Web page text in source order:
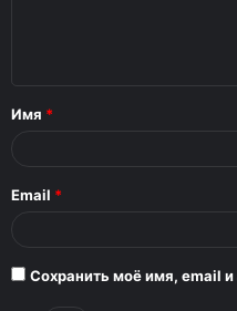
и
*
Имя *
Email *
Сохранить моё имя, email